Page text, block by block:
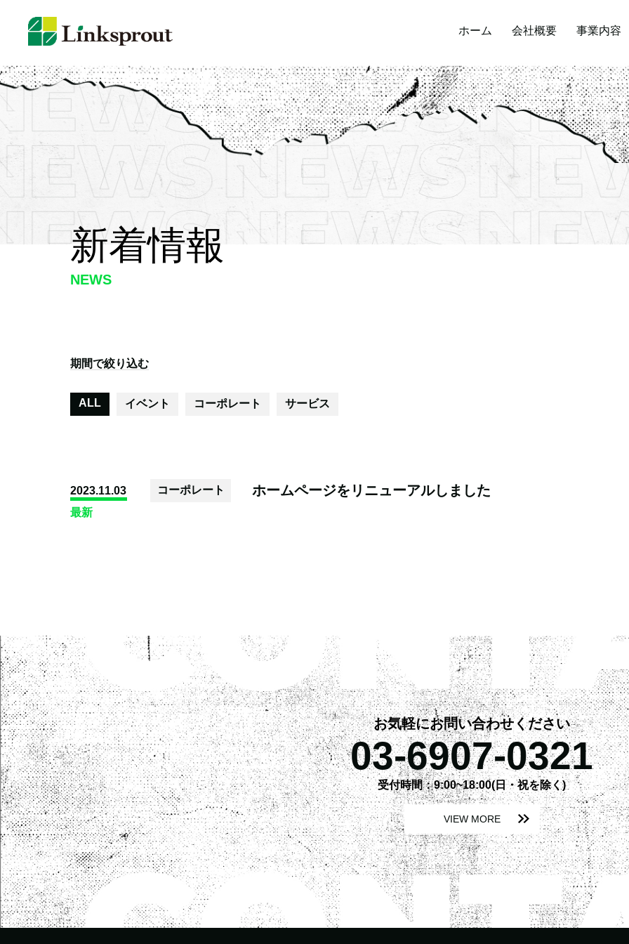
ホーム 会社概要 事業内容
新着情報
NEWS
期間で絞り込む
ALL イベント コーポレート サービス
2023.11.03 コーポレート ホームページをリニューアルしました
お気軽にお問い合わせください
03-6907-0321
受付時間：9:00~18:00(日・祝を除く)
VIEW MORE